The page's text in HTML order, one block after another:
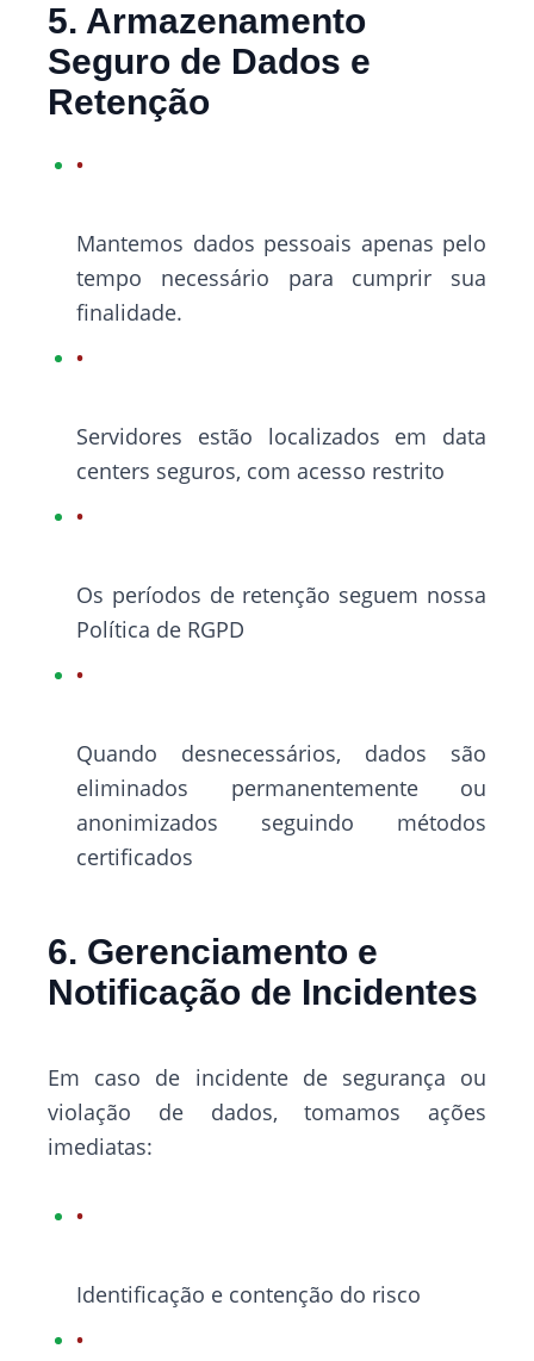
5. Armazenamento
Seguro de Dados e
Retenção
Mantemos dados pessoais apenas pelo
tempo necessário para cumprir sua
finalidade.
Servidores estão localizados em data
centers seguros, com acesso restrito
Os períodos de retenção seguem nossa
Política de RGPD
Quando desnecessários, dados são
eliminados permanentemente ou
anonimizados seguindo métodos
certificados
6. Gerenciamento e
Notificação de Incidentes
Em caso de incidente de segurança ou
violação de dados, tomamos ações
imediatas:
Identificação e contenção do risco